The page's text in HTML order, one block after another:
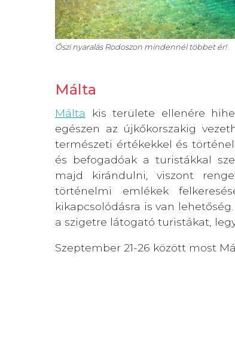
Őszi nyaralás Rodoszon mindennél többet ér!
Málta
Málta kis területe ellenére
egészen az újkőkorszakig
természeti értékekkel és
és befogadóak a turistákkal
majd kirándulni, viszont
történelmi emlékek
kikapcsolódásra is van
a szigetre látogató turistákat,
Szeptember 21-26 között most